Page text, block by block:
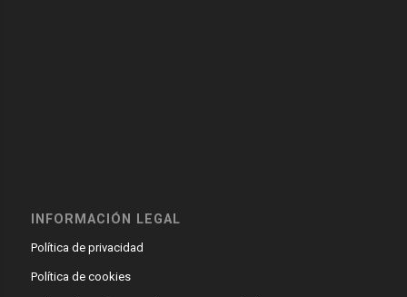
INFORMACIÓN LEGAL
Política de privacidad
Política de cookies